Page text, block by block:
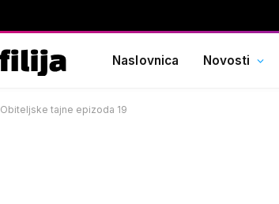
Naslovnica Novosti
Obiteljske tajne epizoda 19